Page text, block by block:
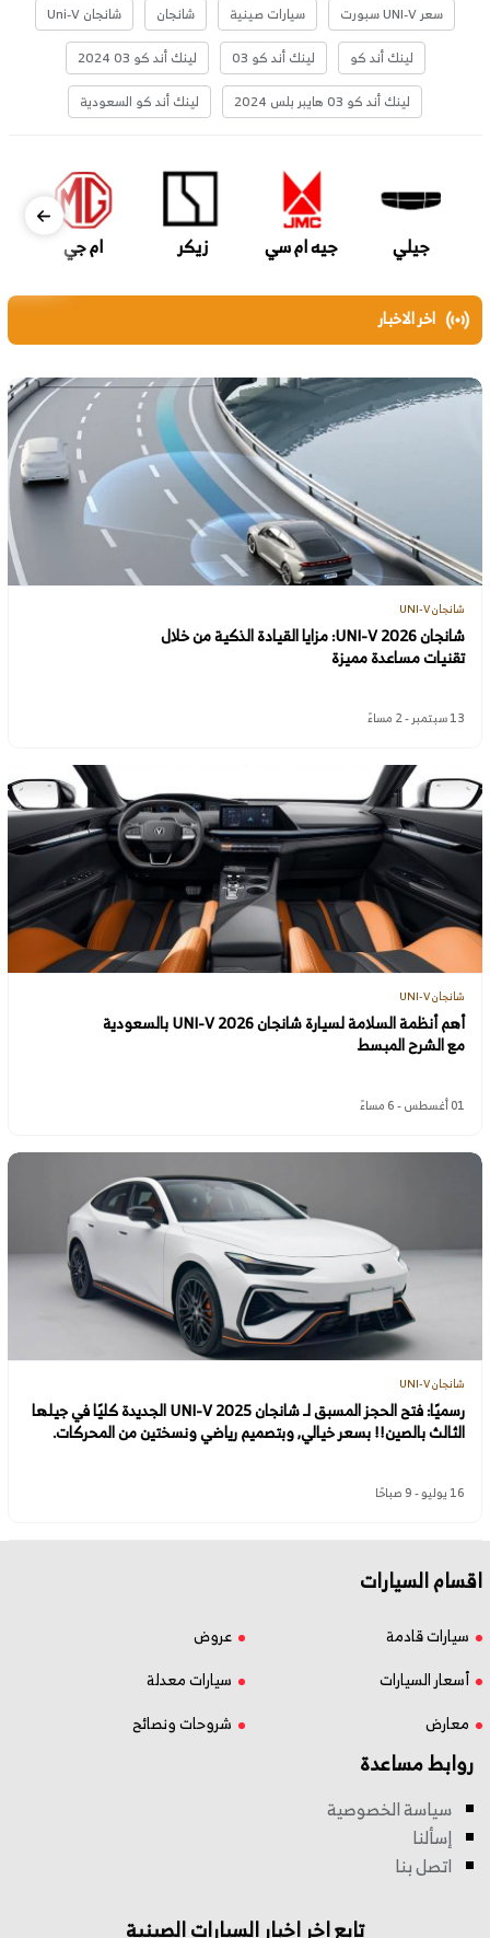
سعر UNI-V سبورت
سيارات صينية شانجان
شانجان Uni-V
لينك أند كو
لينك أند كو 03
لينك أند كو 03 2024
لينك أند كو 03 هايبر بلس 2024
لينك أند كو السعودية
جيلي جيه ام سي زيكر ام جي
اخر الاخبار
شانجان UNI-V
شانجان UNI-V 2026: مزايا القيادة الذكية من خلال
تقنيات مساعدة مميزة
13 سبتمبر - 2 مساءً
شانجان UNI-V
أهم أنظمة السلامة لسيارة شانجان UNI-V 2026 بالسعودية
مع الشرح المبسط
01 أغسطس - 6 مساءً
شانجان UNI-V
رسميًا: فتح الحجز المسبق لـ شانجان UNI-V 2025 الجديدة كليًا في جيلها
الثالث بالصين!! بسعر خيالي, وبتصميم رياضي ونسختين من المحركات.
16 يوليو - 9 صباحًا
اقسام السيارات
سيارات قادمة
عروض
أسعار السيارات
سيارات معدلة
معارض
شروحات ونصائح
روابط مساعدة
سياسة الخصوصية
إسألنا
اتصل بنا
تابع اخر اخبار السيارات الصينية